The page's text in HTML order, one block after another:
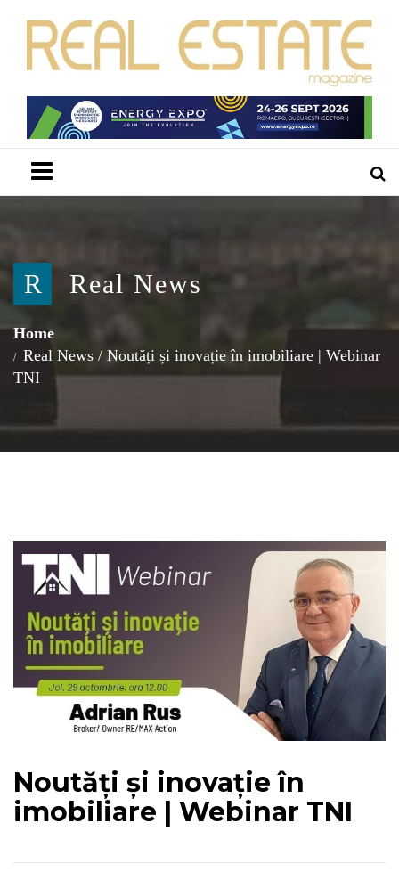
R Real News
Home
Real News / Noutăți și inovație în imobiliare | Webinar
TNI
Noutăți și inovație în
imobiliare | Webinar TNI